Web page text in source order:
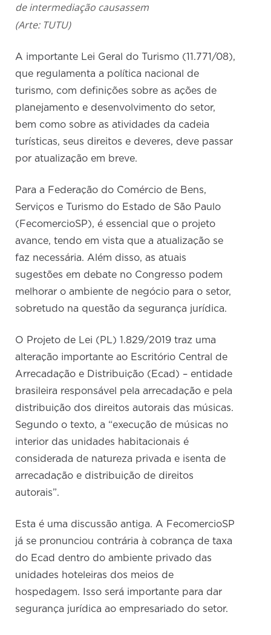
de intermediação causassem
(Arte: TUTU)
A importante Lei Geral do Turismo (11.771/08),
que regulamenta a política nacional de
turismo, com definições sobre as ações de
planejamento e desenvolvimento do setor,
bem como sobre as atividades da cadeia
turísticas, seus direitos e deveres, deve passar
por atualização em breve.
Para a Federação do Comércio de Bens,
Serviços e Turismo do Estado de São Paulo
(FecomercioSP), é essencial que o projeto
avance, tendo em vista que a atualização se
faz necessária. Além disso, as atuais
sugestões em debate no Congresso podem
melhorar o ambiente de negócio para o setor,
sobretudo na questão da segurança jurídica.
O Projeto de Lei (PL) 1.829/2019 traz uma
alteração importante ao Escritório Central de
Arrecadação e Distribuição (Ecad) – entidade
brasileira responsável pela arrecadação e pela
distribuição dos direitos autorais das músicas.
Segundo o texto, a “execução de músicas no
interior das unidades habitacionais é
considerada de natureza privada e isenta de
arrecadação e distribuição de direitos
autorais”.
Esta é uma discussão antiga. A FecomercioSP
já se pronunciou contrária à cobrança de taxa
do Ecad dentro do ambiente privado das
unidades hoteleiras dos meios de
hospedagem. Isso será importante para dar
segurança jurídica ao empresariado do setor.